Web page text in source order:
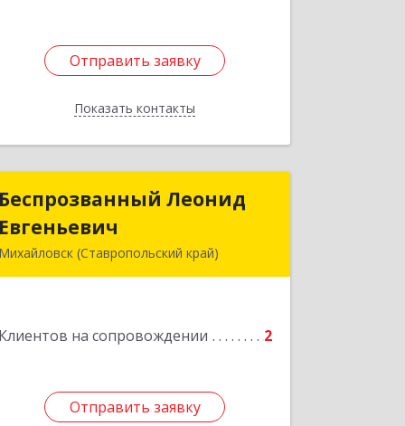
Отправить заявку
Показать контакты
Отправить заявку
Назад
Беспрозванный Леонид
Евгеньевич
Михайловск (Ставропольский край)
Клиентов на сопровождении 2
Отправить заявку
Беспрозванный Леонид
Отправить заявку